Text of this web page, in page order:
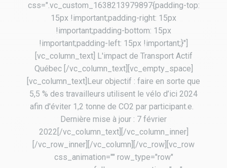
css=".vc_custom_1638213979897{padding-top:
15px !important;padding-right: 15px
!important;padding-bottom: 15px
!important;padding-left: 15px !important;}"]
[vc_column_text] L'impact de Transport Actif
Québec [/vc_column_text][vc_empty_space]
[vc_column_text]Leur objectif : faire en sorte que
5,5 % des travailleurs utilisent le vélo d’ici 2024
afin d'éviter 1,2 tonne de CO2 par participant.e.
Dernière mise à jour : 7 février
2022[/vc_column_text][/vc_column_inner]
[/vc_row_inner][/vc_column][/vc_row][vc_row
css_animation="" row_type="row"